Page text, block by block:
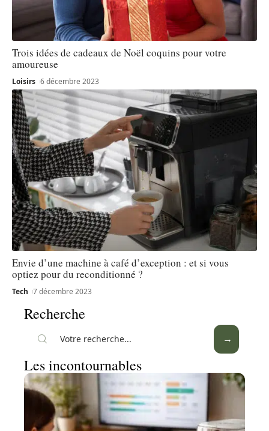
Trois idées de cadeaux de Noël coquins pour votre
amoureuse
Loisirs 6 décembre 2023
Envie d’une machine à café d’exception : et si vous
optiez pour du reconditionné ?
Tech 7 décembre 2023
Recherche
Les incontournables